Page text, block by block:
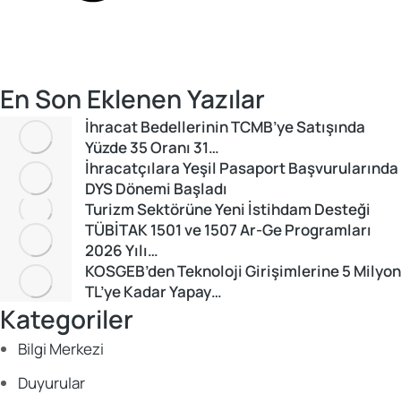
En Son Eklenen Yazılar
İhracat Bedellerinin TCMB’ye Satışında
Yüzde 35 Oranı 31…
İhracatçılara Yeşil Pasaport Başvurularında
DYS Dönemi Başladı
Turizm Sektörüne Yeni İstihdam Desteği
TÜBİTAK 1501 ve 1507 Ar-Ge Programları
2026 Yılı…
KOSGEB’den Teknoloji Girişimlerine 5 Milyon
TL’ye Kadar Yapay…
Kategoriler
Bilgi Merkezi
Duyurular